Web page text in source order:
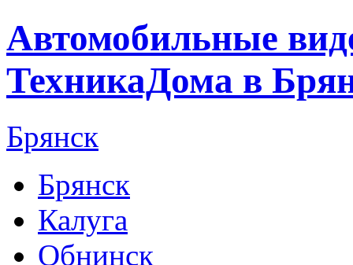
Автомобильные
ТехникаДома в
Брянск
Брянск
Калуга
Обнинск